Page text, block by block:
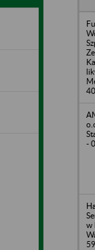
-
w
59